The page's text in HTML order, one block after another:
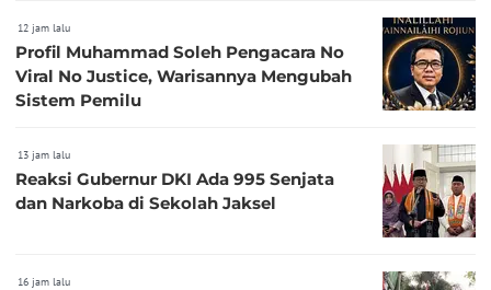
12 jam lalu
Profil Muhammad Soleh Pengacara No
Viral No Justice, Warisannya Mengubah
Sistem Pemilu
13 jam lalu
Reaksi Gubernur DKI Ada 995 Senjata
dan Narkoba di Sekolah Jaksel
16 jam lalu